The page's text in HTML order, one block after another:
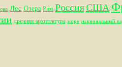
Лес Озера Рим РоссияСША
древняя архитектура море национальный